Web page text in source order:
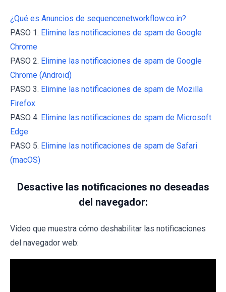
¿Qué es Anuncios de sequencenetworkflow.co.in?
PASO 1. Elimine las notificaciones de spam de Google
Chrome
PASO 2. Elimine las notificaciones de spam de Google
Chrome (Android)
PASO 3. Elimine las notificaciones de spam de Mozilla
Firefox
PASO 4. Elimine las notificaciones de spam de Microsoft
Edge
PASO 5. Elimine las notificaciones de spam de Safari
(macOS)
Desactive las notificaciones no deseadas
del navegador:
Video que muestra cómo deshabilitar las notificaciones
del navegador web: